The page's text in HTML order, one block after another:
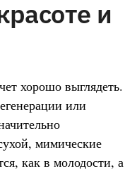
и
хорошо выглядеть.
или
мимические
как в молодости, а